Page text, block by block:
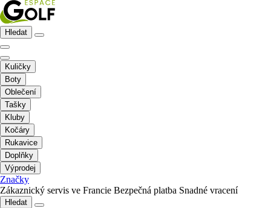
Hledat
Kuličky
Boty
Oblečení
Tašky
Kluby
Kočáry
Rukavice
Doplňky
Výprodej
Značky
Zákaznický servis ve Francie Bezpečná platba Snadné vracení
Hledat